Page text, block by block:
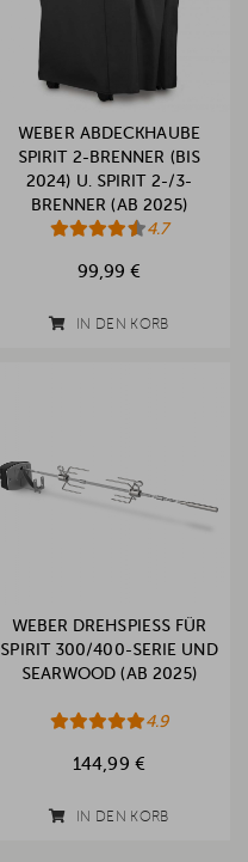
WEBER ABDECKHAUBE
SPIRIT 2-BRENNER (BIS
2024) U. SPIRIT 2-/3-
BRENNER (AB 2025)
4.7
99,99 €
IN DEN KORB
WEBER DREHSPIESS FÜR S
PIRIT 300/400-SERIE UND S
EARWOOD (AB 2025)
4.9
144,99 €
IN DEN KORB